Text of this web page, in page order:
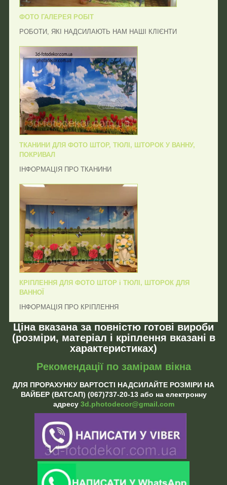
ФОТО ГАЛЕРЕЯ РОБІТ
РОБОТИ, ЯКІ НАДСИЛАЮТЬ НАМ НАШІ КЛІЄНТИ
ТКАНИНИ ДЛЯ ФОТО ШТОР, ТЮЛІ, ШТОРОК У ВАННУ,
ПОКРИВАЛ
ІНФОРМАЦІЯ ПРО ТКАНИНИ
КРІПЛЕННЯ ДЛЯ ФОТО ШТОР і ТЮЛІ, ШТОРОК ДЛЯ
ВАННОЇ
ІНФОРМАЦІЯ ПРО КРІПЛЕННЯ
Ціна вказана за повністю готові вироби
(розміри, матеріал і кріплення вказані в
характеристиках)
Рекомендації по замірам вікна
ДЛЯ ПРОРАХУНКУ ВАРТОСТІ НАДСИЛАЙТЕ РОЗМІРИ НА
ВАЙБЕР (ВАТСАП) (067)737-20-13 або на електронну
адресу 3d.photodecor@gmail.com